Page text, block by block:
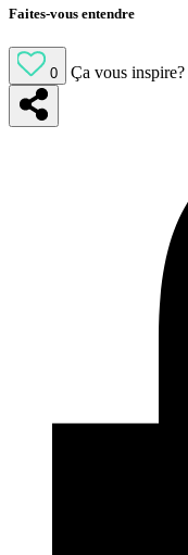
Faites-vous entendre
0 Ça vous inspire?